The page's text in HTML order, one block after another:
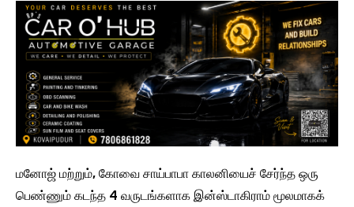
மனோஜ் மற்றும், கோவை சாய்பாபா காலனியைச் சேர்ந்த ஒரு
பெண்ணும் கடந்த 4 வருடங்களாக இன்ஸ்டாகிராம் மூலமாகக்